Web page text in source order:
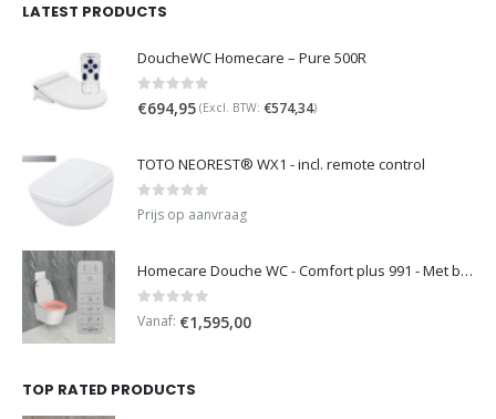
LATEST PRODUCTS
DoucheWC Homecare – Pure 500R
0 out of 5
€694,95 (Excl. BTW: €574,34)
TOTO NEOREST® WX1 - incl. remote control
0 out of 5
Prijs op aanvraag
Homecare Douche WC - Comfort plus 991 - Met brilverwarming
0 out of 5
Vanaf: €1,595,00
TOP RATED PRODUCTS